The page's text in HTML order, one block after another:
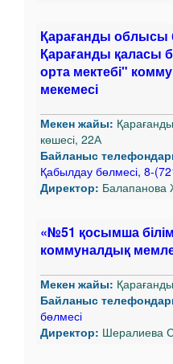
Қарағанды облысы
Қарағанды қаласы
орта мектебі"
мекемесі
Мекен жайы:
көшесі, 22А
Байланыс
Қабылдау бөлмесі, 8-
Директор: Балапанова
«№51 қосымша
коммуналдық
Мекен жайы:
Байланыс
бөлмесі
Директор: Шералиева